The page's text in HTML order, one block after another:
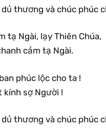
thương và chúc phúc
tạ Ngài, lạy Thiên Chúa,
cảm tạ Ngài.
phúc lộc cho ta !
sợ Người !
thương và chúc phúc